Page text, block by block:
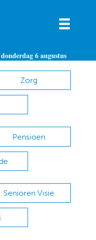
donderdag 6 augustus
Zorg
Pensioen
Senioren Visie